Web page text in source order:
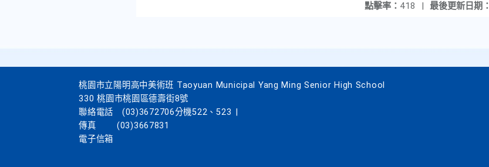
最後更新日期：
點擊率： 418 |
桃園市立陽明高中美術班 Taoyuan Municipal Yang Ming Senior High School
330 桃園市桃園區德壽街8號
聯絡電話
(03)3672706分機522、523
傳真
(03)3667831
電子信箱